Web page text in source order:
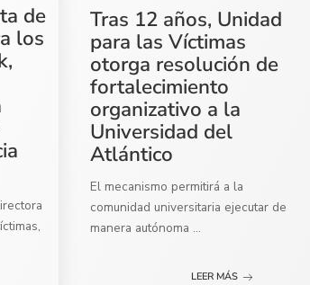
de
los
Tras 12 años, Unidad
para las Víctimas
otorga resolución de
fortalecimiento
organizativo a la
Universidad del
Atlántico
El mecanismo permitirá a la
comunidad universitaria ejecutar de
manera autónoma ...
LEER MÁS